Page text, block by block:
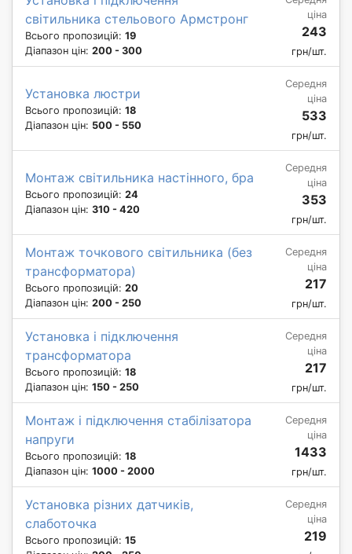
світильника стельового Армстронг
Всього пропозицій: 19
Діапазон цін: 200 - 300
ціна
243
грн/шт.
Установка люстри
Всього пропозицій: 18
Діапазон цін: 500 - 550
Середня
ціна
533
грн/шт.
Монтаж світильника настінного, бра
Всього пропозицій: 24
Діапазон цін: 310 - 420
Середня
ціна
353
грн/шт.
Монтаж точкового світильника (без
трансформатора)
Всього пропозицій: 20
Діапазон цін: 200 - 250
Середня
ціна
217
грн/шт.
Установка і підключення
трансформатора
Всього пропозицій: 18
Діапазон цін: 150 - 250
Середня
ціна
217
грн/шт.
Монтаж і підключення стабілізатора
напруги
Всього пропозицій: 18
Діапазон цін: 1000 - 2000
Середня
ціна
1433
грн/шт.
Установка різних датчиків,
слаботочка
Всього пропозицій: 15
Середня
ціна
219